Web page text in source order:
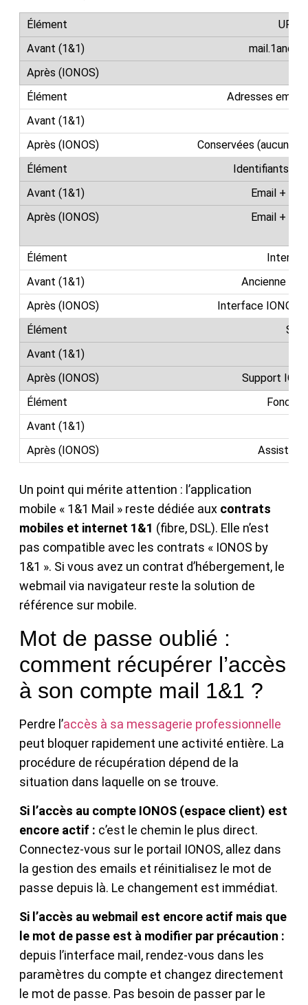
URL
Adresses email
Conservées (aucun
Identifiants de
Email +
Email +
Ancienne
Interface IONOS
Support
Assistant
Un point qui mérite attention : l’application
mobile « 1&1 Mail » reste dédiée aux contrats
mobiles et internet 1&1 (fibre, DSL). Elle n’est
pas compatible avec les contrats « IONOS by
1&1 ». Si vous avez un contrat d’hébergement, le
webmail via navigateur reste la solution de
référence sur mobile.
Mot de passe oublié :
comment récupérer l’accès
à son compte mail 1&1 ?
Perdre l’accès à sa messagerie professionnelle
peut bloquer rapidement une activité entière. La
procédure de récupération dépend de la
situation dans laquelle on se trouve.
Si l’accès au compte IONOS (espace client) est
encore actif : c’est le chemin le plus direct.
Connectez-vous sur le portail IONOS, allez dans
la gestion des emails et réinitialisez le mot de
passe depuis là. Le changement est immédiat.
Si l’accès au webmail est encore actif mais que
le mot de passe est à modifier par précaution :
depuis l’interface mail, rendez-vous dans les
paramètres du compte et changez directement
le mot de passe. Pas besoin de passer par le